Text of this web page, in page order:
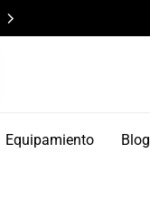
Equipamiento Blog